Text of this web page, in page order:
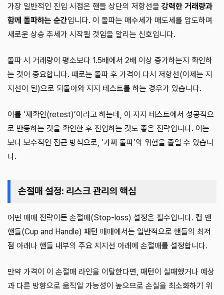
가장 일반적인 진입 시점은 핸들 상단의 저항선을 강력한 거래량과
함께 돌파하는 순간입니다. 이 돌파는 매수세가 매도세를 압도하며
새로운 상승 추세가 시작될 것임을 알리는 신호입니다.
돌파 시 거래량이 평소보다 1.5배에서 2배 이상 증가하는지 확인하
는 것이 중요합니다. 때로는 돌파 후 가격이 다시 저항선(이제는 지
지선이 된)으로 되돌아와 지지 테스트를 하는 경우가 있습니다.
이를 ‘재확인(retest)’이라고 하는데, 이 지지 테스트에서 성공적으
로 반등하는 것을 확인한 후 진입하는 것도 좋은 전략입니다. 이는
보다 보수적인 접근 방식으로, ‘가짜 돌파’의 위험을 줄일 수 있습니
다.
손절매 설정: 리스크 관리의 핵심
어떤 매매 전략이든 손절매(Stop-loss) 설정은 필수입니다. 컵 앤
핸들(Cup and Handle) 패턴 매매에서는 일반적으로 핸들의 최저
점 아래나 핸들 내부의 주요 지지선 아래에 손절매를 설정합니다.
만약 가격이 이 손절매 라인을 이탈한다면, 패턴이 실패했거나 예상
과 다른 방향으로 움직일 가능성이 높으므로 손실을 최소화하기 위